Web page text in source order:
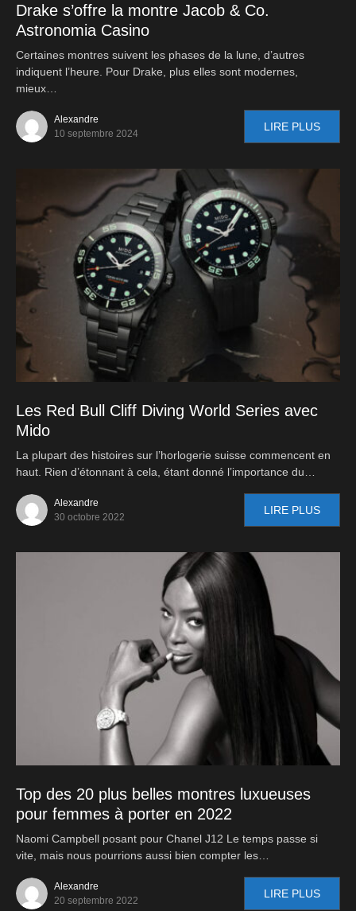
Drake s’offre la montre Jacob & Co.
Astronomia Casino
Certaines montres suivent les phases de la lune, d’autres
indiquent l’heure. Pour Drake, plus elles sont modernes,
mieux…
Alexandre
10 septembre 2024
LIRE PLUS
Les Red Bull Cliff Diving World Series avec
Mido
La plupart des histoires sur l’horlogerie suisse commencent en
haut. Rien d’étonnant à cela, étant donné l’importance du…
Alexandre
30 octobre 2022
LIRE PLUS
Top des 20 plus belles montres luxueuses
pour femmes à porter en 2022
Naomi Campbell posant pour Chanel J12 Le temps passe si
vite, mais nous pourrions aussi bien compter les…
Alexandre
20 septembre 2022
LIRE PLUS